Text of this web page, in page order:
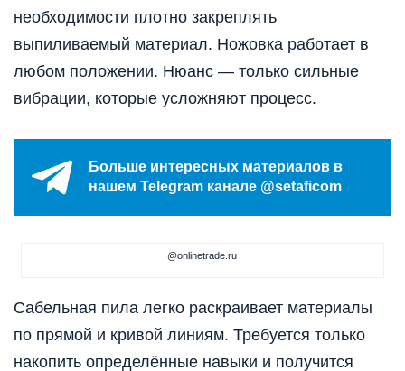
необходимости плотно закреплять
выпиливаемый материал. Ножовка работает в
любом положении. Нюанс — только сильные
вибрации, которые усложняют процесс.
Больше интересных материалов в
нашем Telegram канале @setaficom
@onlinetrade.ru
Сабельная пила легко раскраивает материалы
по прямой и кривой линиям. Требуется только
накопить определённые навыки и получится